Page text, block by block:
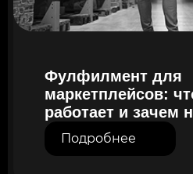
Фулфилмент для
маркетплейсов:
работает и зачем
Подробнее